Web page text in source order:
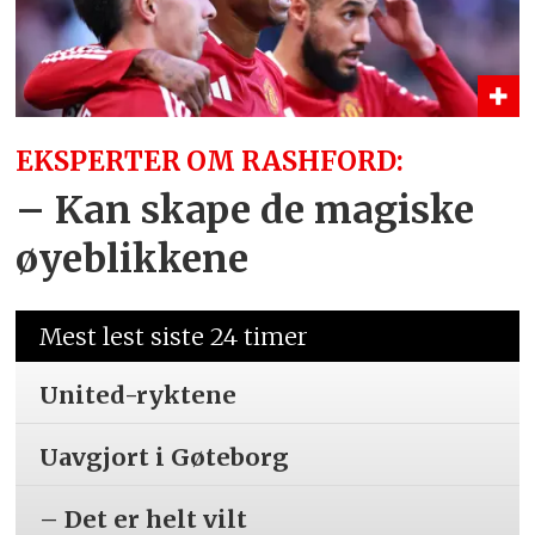
EKSPERTER OM RASHFORD:
– Kan skape de magiske
øyeblikkene
Mest lest siste 24 timer
United-ryktene
Uavgjort i Gøteborg
– Det er helt vilt